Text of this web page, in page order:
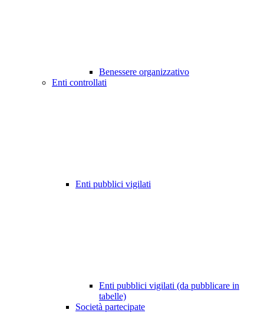
Benessere organizzativo
Enti controllati
Enti pubblici vigilati
Enti pubblici vigilati (da pubblicare in
tabelle)
Società partecipate